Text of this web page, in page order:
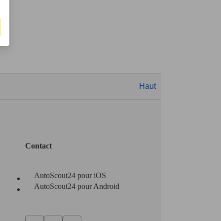
Haut
Contact
AutoScout24 pour iOS
AutoScout24 pour Android